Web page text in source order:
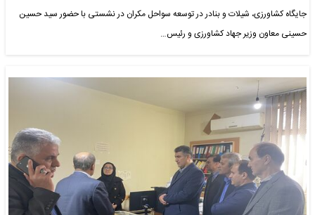
جایگاه کشاورزی، شیلات و بنادر در توسعه سواحل مکران در نشستی با حضور سید حسین
حسینی معاون وزیر جهاد کشاورزی و رئیس…